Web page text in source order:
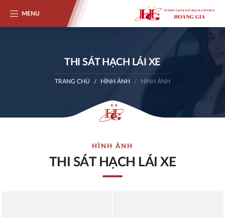
MENU
THI SÁT HẠCH LÁI XE
TRANG CHỦ HÌNH ẢNH HÌNH ẢNH
HÌNH ẢNH
THI SÁT HẠCH LÁI XE